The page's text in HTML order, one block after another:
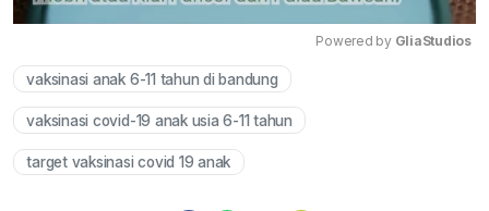
Powered by GliaStudios
vaksinasi anak 6-11 tahun di bandung
vaksinasi covid-19 anak usia 6-11 tahun
target vaksinasi covid 19 anak